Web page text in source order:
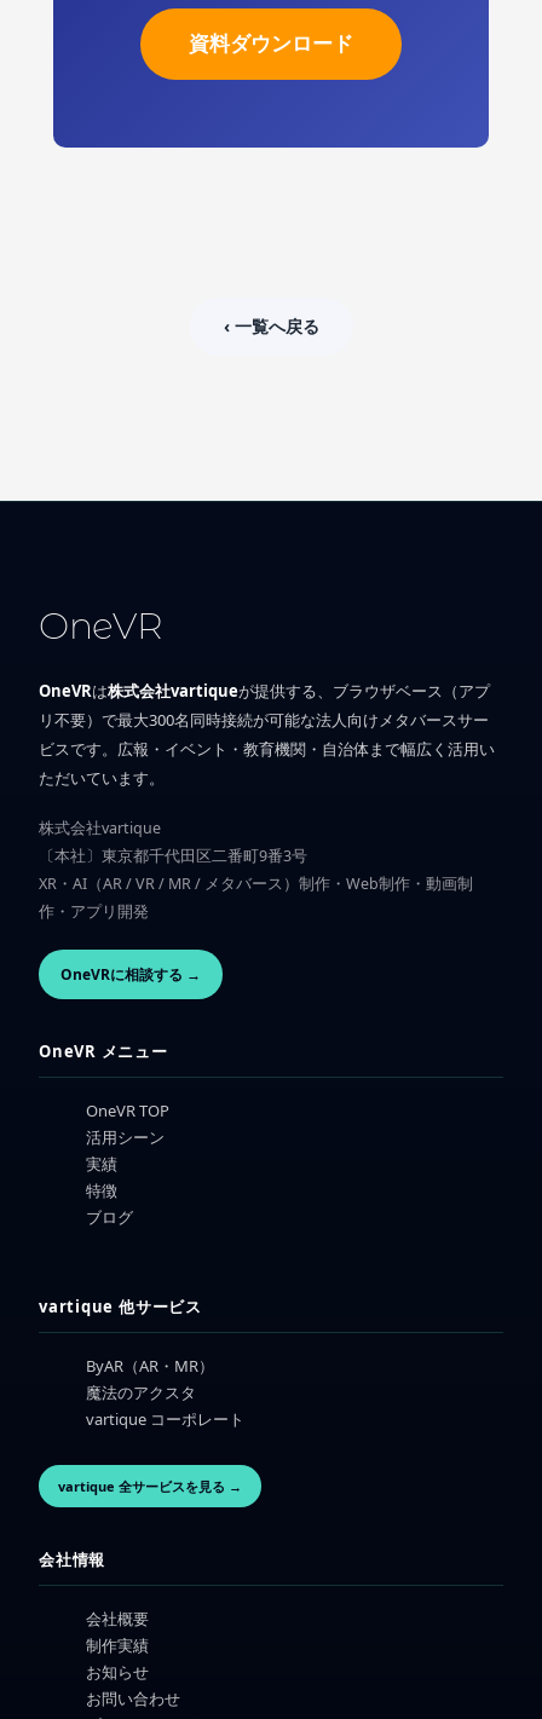
資料ダウンロード
‹ 一覧へ戻る
OneVR
OneVRは株式会社vartiqueが提供する、ブラウザベース（アプ
リ不要）で最大300名同時接続が可能な法人向けメタバースサー
ビスです。広報・イベント・教育機関・自治体まで幅広く活用い
ただいています。
株式会社vartique
〔本社〕東京都千代田区二番町9番3号
XR・AI（AR / VR / MR / メタバース）制作・Web制作・動画制
作・アプリ開発
OneVRに相談する →
OneVR メニュー
OneVR TOP
活用シーン
実績
特徴
ブログ
vartique 他サービス
ByAR（AR・MR）
魔法のアクスタ
vartique コーポレート
vartique 全サービスを見る →
会社情報
会社概要
制作実績
お知らせ
お問い合わせ